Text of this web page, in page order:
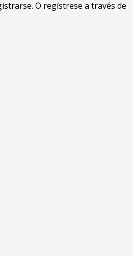
O regístrese a través de